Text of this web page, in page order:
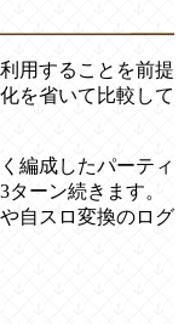
用することを前提
を省いて比較して
編成したパーティ
ーン続きます。
自スロ変換のログ